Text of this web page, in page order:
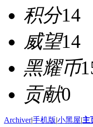
积分14
威望14
黑耀币
贡献0
Archiver|手机版|小黑屋|主